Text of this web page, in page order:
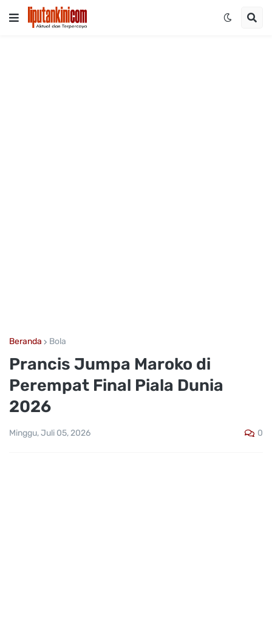
Beranda Bola
Prancis Jumpa Maroko di
Perempat Final Piala Dunia
2026
Minggu, Juli 05, 2026 0